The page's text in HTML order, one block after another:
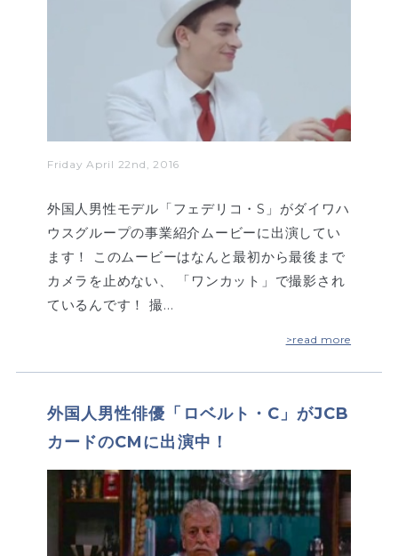
Friday April 22nd, 2016
外国人男性モデル「フェデリコ・S」がダイワハ
ウスグループの事業紹介ムービーに出演してい
ます！ このムービーはなんと最初から最後まで
カメラを止めない、 「ワンカット」で撮影され
ているんです！ 撮…
>read more
外国人男性俳優「ロベルト・C」がJCB
カードのCMに出演中！